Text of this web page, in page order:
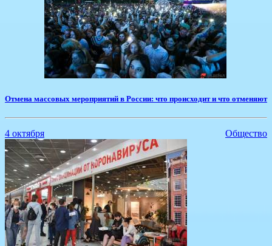
Отмена массовых мероприятий в России: что происходит и что отменяют
4 октября Общество